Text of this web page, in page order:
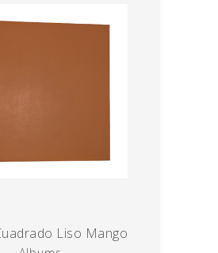
Liso Mango